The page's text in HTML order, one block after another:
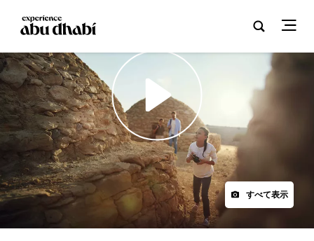
Play
すべて表示